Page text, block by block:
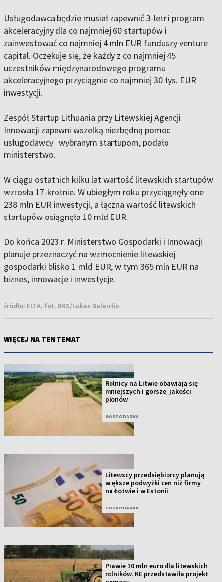
Usługodawca będzie musiał zapewnić 3-letni program
akceleracyjny dla co najmniej 60 startupów i
zainwestować co najmniej 4 mln EUR funduszy venture
capital. Oczekuje się, że każdy z co najmniej 45
uczestników międzynarodowego programu
akceleracyjnego przyciągnie co najmniej 30 tys. EUR
inwestycji.
Zespół Startup Lithuania przy Litewskiej Agencji
Innowacji zapewni wszelką niezbędną pomoc
usługodawcy i wybranym startupom, podało
ministerstwo.
W ciągu ostatnich kilku lat wartość litewskich startupów
wzrosła 17-krotnie. W ubiegłym roku przyciągnęły one
238 mln EUR inwestycji, a łączna wartość litewskich
startupów osiągnęła 10 mld EUR.
Do końca 2023 r. Ministerstwo Gospodarki i Innowacji
planuje przeznaczyć na wzmocnienie litewskiej
gospodarki blisko 1 mld EUR, w tym 365 mln EUR na
biznes, innowacje i inwestycje.
źródło: ELTA, fot. BNS/Lukas Balandis
WIĘCEJ NA TEN TEMAT
Rolnicy na Litwie obawiają się
mniejszych i gorszej jakości
plonów
GOSPODARKA
Litewscy przedsiębiorcy planują
większe podwyżki cen niż firmy
na Łotwie i w Estonii
GOSPODARKA
Prawie 10 mln euro dla litewskich
rolników. KE przedstawiła projekt